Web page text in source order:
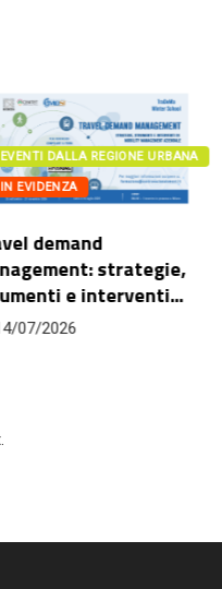
EVENTI DALLA REGIONE URBANA
IN EVIDENZA
demand
strategie,
e interventi...
07/2026